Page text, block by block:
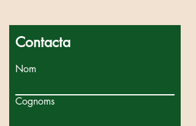
Contacta
Nom
Cognoms